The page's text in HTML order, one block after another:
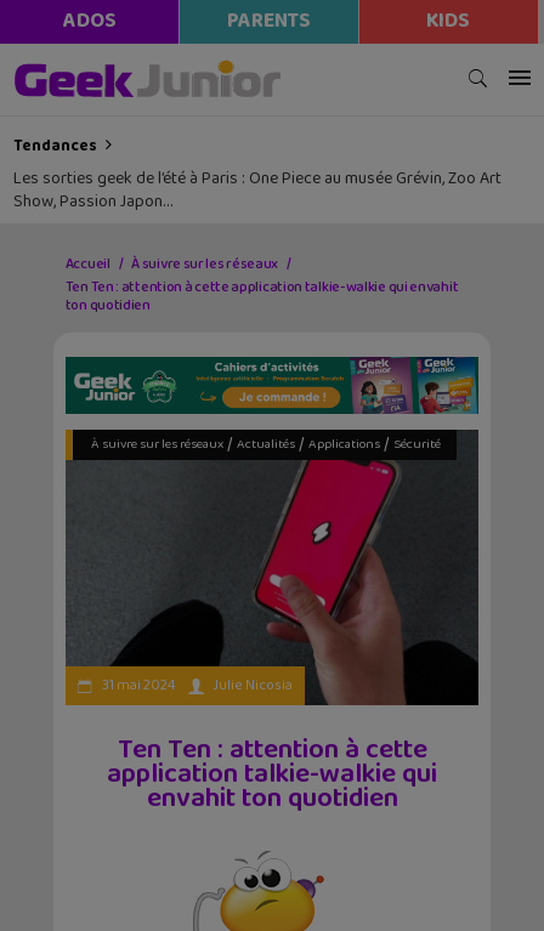
ADOS PARENTS KIDS
Tendances
Les sorties geek de l’été à Paris : One Piece au musée Grévin, Zoo Art
Show, Passion Japon…
Accueil
À suivre sur les réseaux
Ten Ten : attention à cette application talkie-walkie qui envahit
ton quotidien
À suivre sur les réseaux/ Actualités/ Applications/ Sécurité
31 mai 2024 Julie Nicosia
Ten Ten : attention à cette
application talkie-walkie qui
envahit ton quotidien